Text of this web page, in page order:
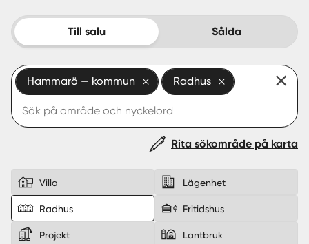
Köpa
Start
Logga in
Till salu Sålda
Hammarö — kommun Radhus
Rita sökområde på karta
Villa Lägenhet
Radhus Fritidshus
Projekt Lantbruk